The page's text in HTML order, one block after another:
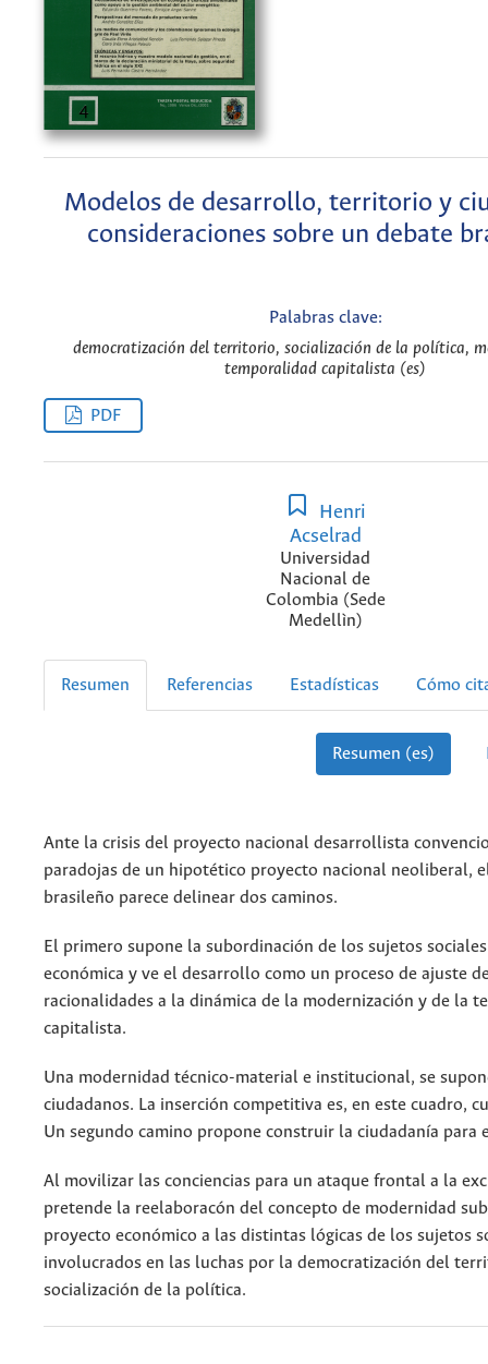
Modelos de desarrollo, territorio y
consideraciones sobre un debate
Palabras clave:
democratización del territorio, socialización de la política,
temporalidad capitalista (es)
PDF
Henri
Acselrad
Universidad
Nacional de
Colombia (Sede
Medellìn)
Resumen Referencias Estadísticas Cómo
Resumen (es)
Ante la crisis del proyecto nacional desarrollista
paradojas de un hipotético proyecto nacional neoliberal,
brasileño parece delinear dos caminos.
El primero supone la subordinación de los sujetos
económica y ve el desarrollo como un proceso de ajuste
racionalidades a la dinámica de la modernización y de la
capitalista.
Una modernidad técnico-material e institucional, se
ciudadanos. La inserción competitiva es, en este cuadro,
Un segundo camino propone construir la ciudadanía para
Al movilizar las conciencias para un ataque frontal a la
pretende la reelaboracón del concepto de modernidad
proyecto económico a las distintas lógicas de los sujetos
involucrados en las luchas por la democratización del
socialización de la política.